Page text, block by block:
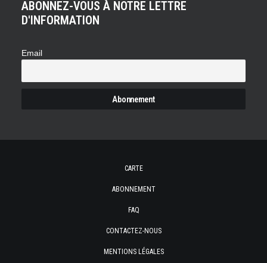
ABONNEZ-VOUS À NOTRE LETTRE
D'INFORMATION
Email
CARTE
ABONNEMENT
FAQ
CONTACTEZ-NOUS
MENTIONS LÉGALES